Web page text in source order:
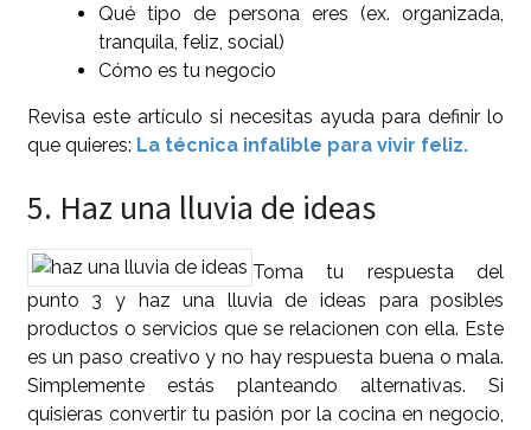
Qué tipo de persona eres (ex. organizada,
tranquila, feliz, social)
Cómo es tu negocio
Revisa este artículo si necesitas ayuda para definir lo
que quieres: La técnica infalible para vivir feliz.
5. Haz una lluvia de ideas
Toma tu respuesta del
punto 3 y haz una lluvia de ideas para posibles
productos o servicios que se relacionen con ella. Este
es un paso creativo y no hay respuesta buena o mala.
Simplemente estás planteando alternativas. Si
quisieras convertir tu pasión por la cocina en negocio,